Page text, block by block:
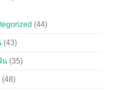
(44)
(43)
น(35)
(48)